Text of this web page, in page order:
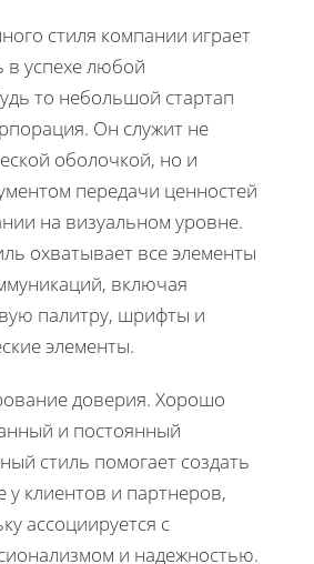
стиля компании играет
успехе любой
то небольшой стартап
Он служит не
оболочкой, но и
передачи ценностей
на визуальном уровне.
охватывает все элементы
включая
палитру, шрифты и
элементы.
доверия. Хорошо
и постоянный
стиль помогает создать
у клиентов и партнеров,
ассоциируется с
и надежностью.